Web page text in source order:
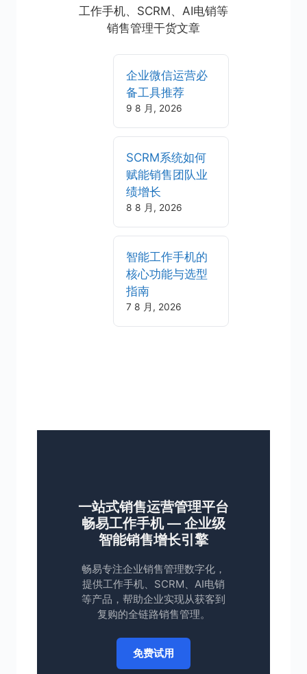
工作手机、SCRM、AI电销等
销售管理干货文章
企业微信运营必
备工具推荐
9 8 月, 2026
SCRM系统如何
赋能销售团队业
绩增长
8 8 月, 2026
智能工作手机的
核心功能与选型
指南
7 8 月, 2026
一站式销售运营管理平台
畅易工作手机 — 企业级
智能销售增长引擎
畅易专注企业销售管理数字化，
提供工作手机、SCRM、AI电销
等产品，帮助企业实现从获客到
复购的全链路销售管理。
免费试用